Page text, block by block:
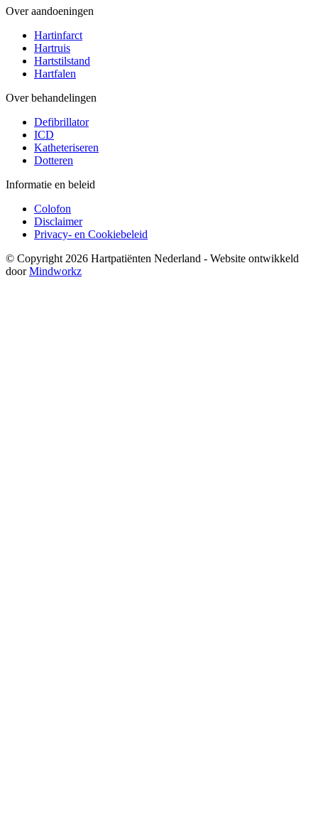
Over aandoeningen
Hartinfarct
Hartruis
Hartstilstand
Hartfalen
Over behandelingen
Defibrillator
ICD
Katheteriseren
Dotteren
Informatie en beleid
Colofon
Disclaimer
Privacy- en Cookiebeleid
© Copyright 2026 Hartpatiënten Nederland - Website ontwikkeld
doorMindworkz